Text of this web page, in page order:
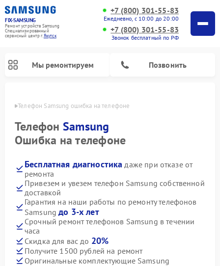
FIX-SAMSUNG
Ремонт устройств Samsung
Специализированный
cервисный центр г.Якутск
+7 (800) 301-55-83
Ежедневно, с 10:00 до 20:00
+7 (800) 301-55-83
Звонок бесплатный по РФ
Мы ремонтируем Позвонить
Телефон Samsung ошибка на телефоне
Телефон Samsung
Ошибка на телефоне
Бесплатная диагностика даже при отказе от
ремонта
Привезем и увезем телефон Samsung собственной
доставкой
Гарантия на наши работы по ремонту телефонов
Samsungдо 3-х лет
Срочный ремонт телефонов Samsung в течении
часа
Скидка для вас до 20%
Получите 1500 рублей на ремонт
Оригинальные комплектующие Samsung